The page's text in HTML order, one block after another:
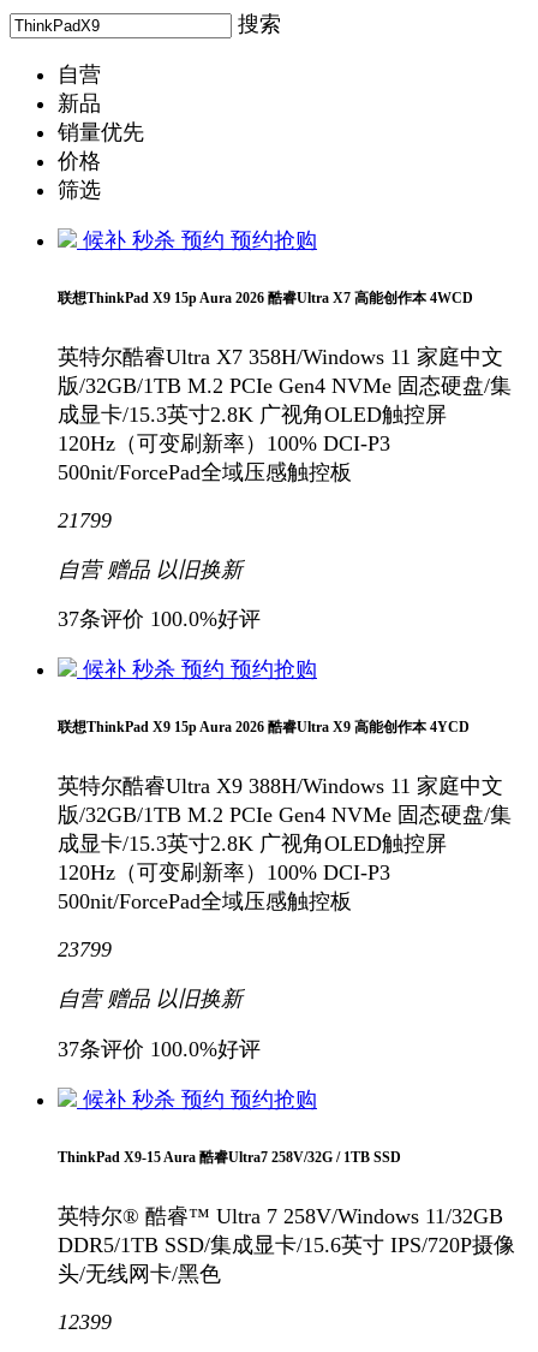
搜索
自营
新品
销量优先
价格
筛选
候补 秒杀 预约 预约抢购
联想ThinkPad X9 15p Aura 2026 酷睿Ultra X7 高能创作本 4WCD
英特尔酷睿Ultra X7 358H/Windows 11 家庭中文
版/32GB/1TB M.2 PCIe Gen4 NVMe 固态硬盘/集
成显卡/15.3英寸2.8K 广视角OLED触控屏
120Hz（可变刷新率）100% DCI-P3
500nit/ForcePad全域压感触控板
21799
自营 赠品 以旧换新
37条评价 100.0%好评
候补 秒杀 预约 预约抢购
联想ThinkPad X9 15p Aura 2026 酷睿Ultra X9 高能创作本 4YCD
英特尔酷睿Ultra X9 388H/Windows 11 家庭中文
版/32GB/1TB M.2 PCIe Gen4 NVMe 固态硬盘/集
成显卡/15.3英寸2.8K 广视角OLED触控屏
120Hz（可变刷新率）100% DCI-P3
500nit/ForcePad全域压感触控板
23799
自营 赠品 以旧换新
37条评价 100.0%好评
候补 秒杀 预约 预约抢购
ThinkPad X9-15 Aura 酷睿Ultra7 258V/32G / 1TB SSD
英特尔® 酷睿™ Ultra 7 258V/Windows 11/32GB
DDR5/1TB SSD/集成显卡/15.6英寸 IPS/720P摄像
头/无线网卡/黑色
12399